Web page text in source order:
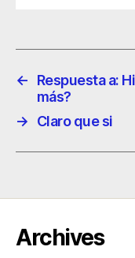
←
Respuesta a:
más?
→
Claro que si
Archives